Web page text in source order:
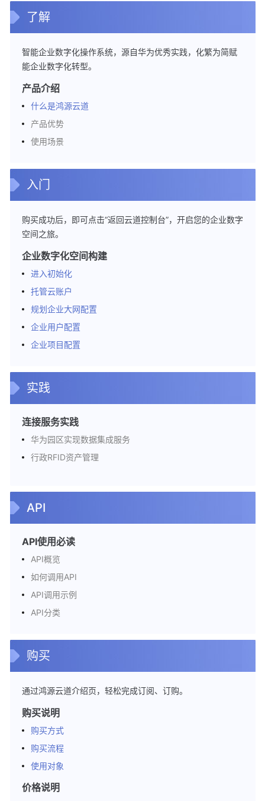
担
云
服
务
协
议
皮
资
源
支
持
系
了解
智能企业数字化操作系统，源自华为优秀实践，化繁为简赋
能企业数字化转型。
产品介绍
什么是鸿源云道
产品优势
使用场景
入门
购买成功后，即可点击“返回云道控制台”，开启您的企业数字
空间之旅。
企业数字化空间构建
进入初始化
托管云账户
规划企业大网配置
企业用户配置
企业项目配置
实践
连接服务实践
华为园区实现数据集成服务
行政RFID资产管理
API
API使用必读
API概览
如何调用API
API调用示例
API分类
购买
通过鸿源云道介绍页，轻松完成订阅、订购。
购买说明
购买方式
购买流程
使用对象
价格说明